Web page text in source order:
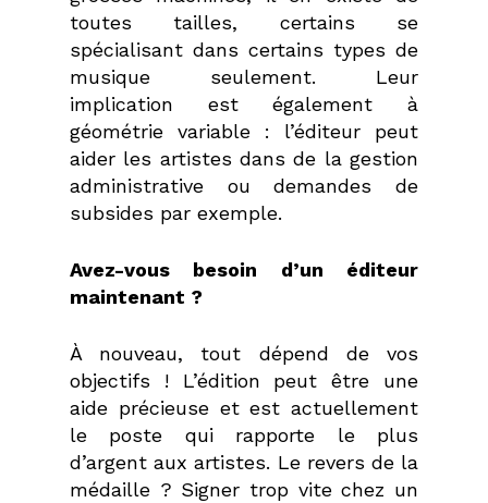
toutes tailles, certains se
spécialisant dans certains types de
musique seulement. Leur
implication est également à
géométrie variable : l’éditeur peut
aider les artistes dans de la gestion
administrative ou demandes de
subsides par exemple.
Avez-vous besoin d’un éditeur
maintenant ?
À nouveau, tout dépend de vos
objectifs ! L’édition peut être une
aide précieuse et est actuellement
le poste qui rapporte le plus
d’argent aux artistes. Le revers de la
médaille ? Signer trop vite chez un